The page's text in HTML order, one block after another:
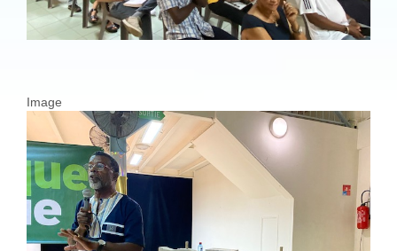
Image